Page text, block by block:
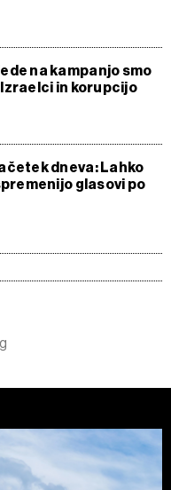
na kampanjo smo
in korupcijo
dneva: Lahko
glasovi po